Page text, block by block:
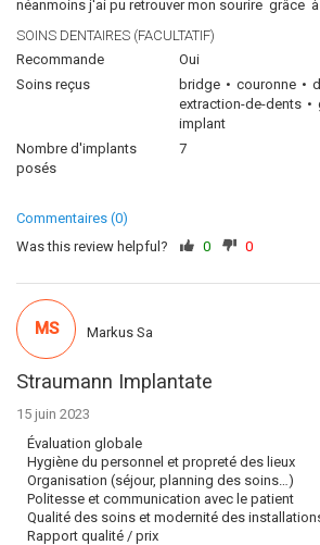
néanmoins j'ai pu retrouver mon sourire grâce
SOINS DENTAIRES (FACULTATIF)
Recommande
Oui
Soins reçus
bridge couronne
extraction-de-dents
implant
Nombre d'implants
posés
7
Commentaires (0)
Was this review helpful?
0 0
Straumann Implantate
15 juin 2023
Évaluation globale
Hygiène du personnel et propreté des lieux
Organisation (séjour, planning des soins…)
Politesse et communication avec le patient
Qualité des soins et modernité des
Rapport qualité / prix
MS Markus Sa